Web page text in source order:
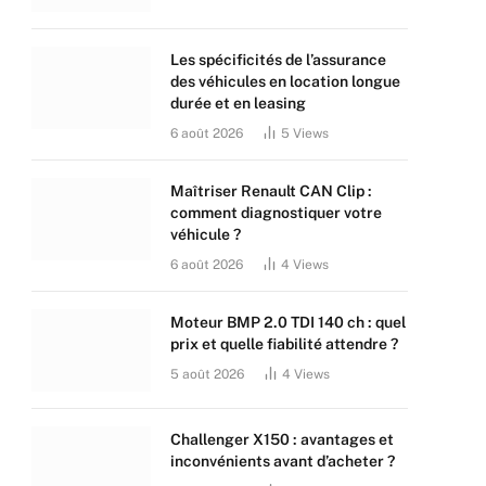
Les spécificités de l’assurance
des véhicules en location longue
durée et en leasing
6 août 2026 5 Views
Maîtriser Renault CAN Clip :
comment diagnostiquer votre
véhicule ?
6 août 2026 4 Views
Moteur BMP 2.0 TDI 140 ch : quel
prix et quelle fiabilité attendre ?
5 août 2026 4 Views
Challenger X150 : avantages et
inconvénients avant d’acheter ?